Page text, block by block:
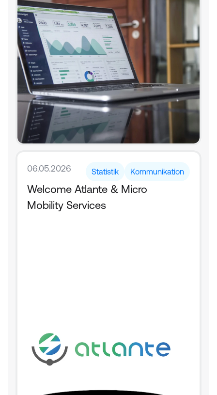
06.05.2026 Statistik Kommunikation
Welcome Atlante & Micro
Mobility Services